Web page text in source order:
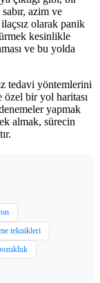
azim ve
olarak panik
kesinlikle
ve bu yolda
tedavi yöntemlerini
özel bir yol haritası
yapmak
almak, sürecin
teknikleri